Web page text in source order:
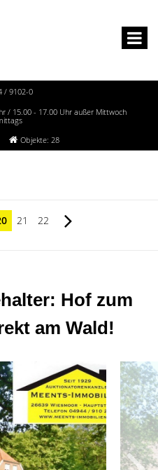
/ 9102-0
/ 15.00 - 17.00 Uhr außer Mittwoch
Objekte: 28
21 22
Hof zum
am Wald!